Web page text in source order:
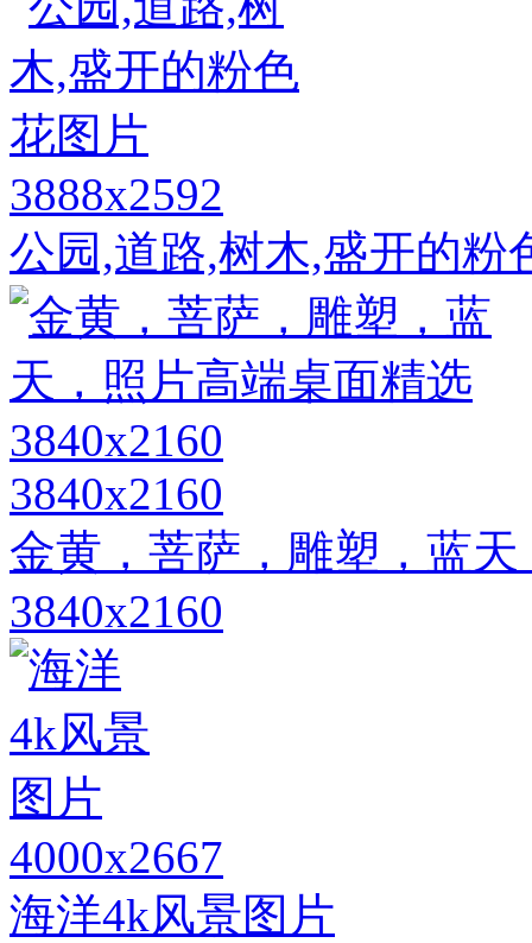
3888x2592
公园,道路,树木,盛开的粉
3840x2160
金黄，菩萨，雕塑，蓝
3840x2160
4000x2667
海洋4k风景图片